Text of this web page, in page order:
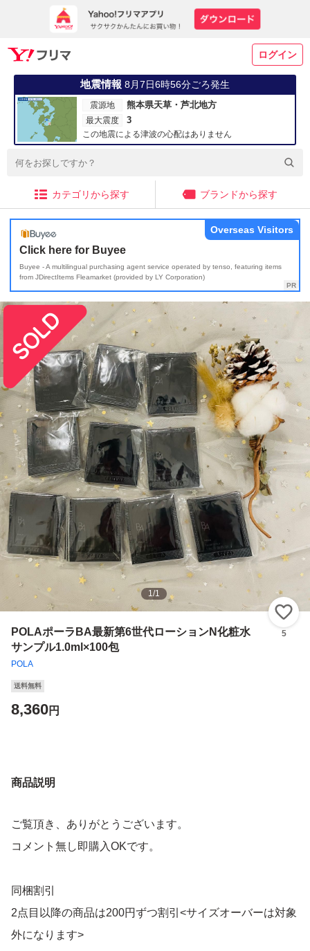
ログイン
地震情報 8月7日6時56分ごろ発生
震源地 熊本県天草・芦北地方
最大震度 3
この地震による津波の心配はありません
カテゴリから探す ブランドから探す
Click here for Buyee
Buyee - A multilingual purchasing agent service operated by tenso, featuring items
from JDirectItems Fleamarket (provided by LY Corporation)
Overseas Visitors
1/1
POLAポーラBA最新第6世代ローションN化粧水
サンプル1.0ml×100包
POLA
5
送料無料
8,360円
商品説明
ご覧頂き、ありがとうございます。
コメント無し即購入OKです。
同梱割引
2点目以降の商品は200円ずつ割引<サイズオーバーは対象
外になります>